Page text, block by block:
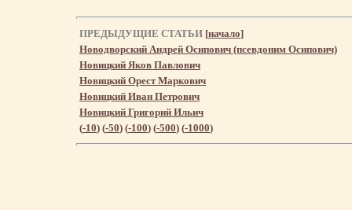
ПРЕДЫДУЩИЕ СТАТЬИ [начало]
Новодворский Андрей Осипович (псевдоним Осипович)
Новицкий Яков Павлович
Новицкий Орест Маркович
Новицкий Иван Петрович
Новицкий Григорий Ильич
(-10) (-50) (-100) (-500) (-1000)